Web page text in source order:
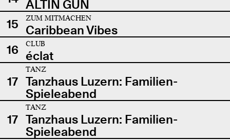
ALTIN GÜN
15
ZUM MITMACHEN
Caribbean Vibes
16
CLUB
éclat
17
TANZ
Tanzhaus Luzern: Familien-
Spieleabend
17
TANZ
Tanzhaus Luzern: Familien-
Spieleabend